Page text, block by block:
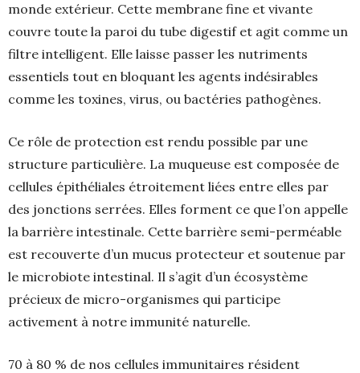
monde extérieur. Cette membrane fine et vivante
couvre toute la paroi du tube digestif et agit comme un
filtre intelligent. Elle laisse passer les nutriments
essentiels tout en bloquant les agents indésirables
comme les toxines, virus, ou bactéries pathogènes.
Ce rôle de protection est rendu possible par une
structure particulière. La muqueuse est composée de
cellules épithéliales étroitement liées entre elles par
des jonctions serrées. Elles forment ce que l’on appelle
la barrière intestinale. Cette barrière semi-perméable
est recouverte d’un mucus protecteur et soutenue par
le microbiote intestinal. Il s’agit d’un écosystème
précieux de micro-organismes qui participe
activement à notre immunité naturelle.
70 à 80 % de nos cellules immunitaires résident